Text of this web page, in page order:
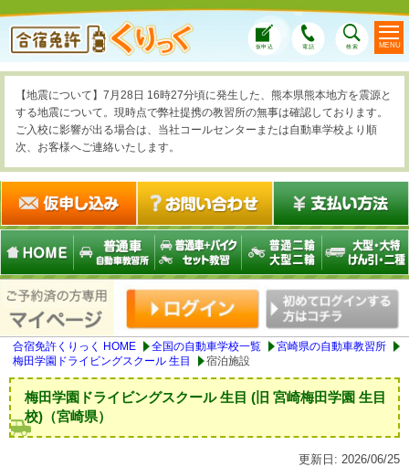
仮申込 電話 検索
【地震について】7月28日 16時27分頃に発生した、熊本県熊本地方を震源と
する地震について。現時点で弊社提携の教習所の無事は確認しております。
ご入校に影響が出る場合は、当社コールセンターまたは自動車学校より順
次、お客様へご連絡いたします。
MENU
合宿免許くりっく HOME 全国の自動車学校一覧
宮崎県の自動車教習所
梅田学園ドライビングスクール 生目
宿泊施設
梅田学園ドライビングスクール 生目 (旧 宮崎梅田学園 生目
校) （宮崎県）
更新日: 2026/06/25